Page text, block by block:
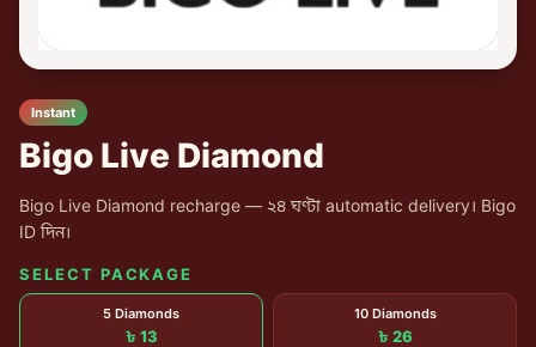
Instant
Bigo Live Diamond
Bigo Live Diamond recharge — ২৪ ঘণ্টা automatic delivery। Bigo
ID দিন।
SELECT PACKAGE
5 Diamonds
৳ 13
10 Diamonds
৳ 26